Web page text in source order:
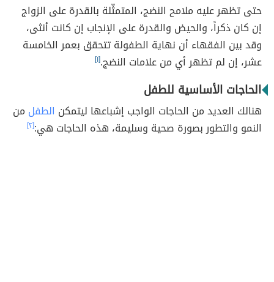
حتى تظهر عليه ملامح النضج، المتمثّلة بالقدرة على الزواج
إن كان ذكراً، والحيض والقدرة على الإنجاب إن كانت أنثى،
وقد بين الفقهاء أن نهاية الطفولة تتحقق بعمر الخامسة
عشر، إن لم تظهر أي من علامات النضج.[١]
الحاجات الأساسية للطفل
هنالك العديد من الحاجات الواجب إشباعها ليتمكن الطفل من
النمو والتطور بصورة صحية وسليمة، هذه الحاجات هي:[٢]